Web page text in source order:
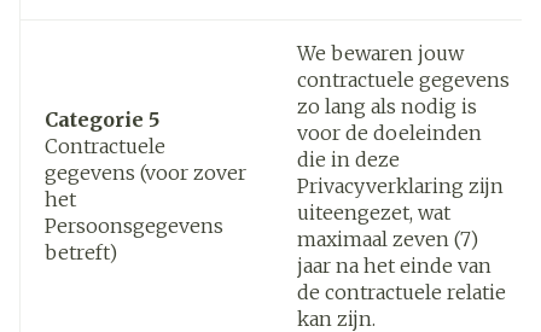
Categorie 5
Contractuele
gegevens (voor zover
het
Persoonsgegevens
betreft)
We bewaren jouw
contractuele gegevens
zo lang als nodig is
voor de doeleinden
die in deze
Privacyverklaring zijn
uiteengezet, wat
maximaal zeven (7)
jaar na het einde van
de contractuele relatie
kan zijn.